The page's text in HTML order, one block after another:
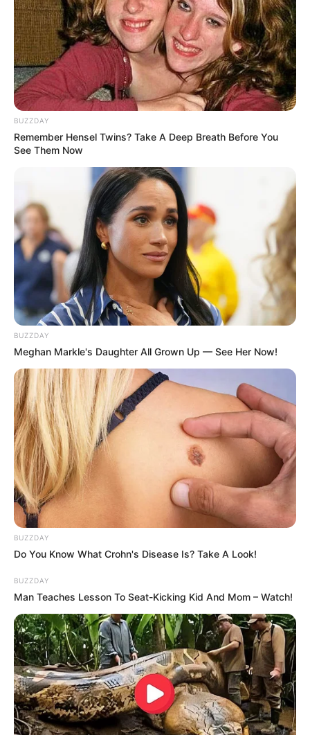
(foto: pexels/lisa)
7. Tak hanya tinggi kandungan asam, tapi juga
kandungan nitrogen sama seperti bahan kopi yang
juga baik untuk tanah
8. Tak hanya baik untuk tanah, tapi juga baik untuk
bahan kompos. Dapat mendorong bakteri pembusuk
lho
(foto: diynetwork)
9. Aroma yang pahit ternyata tak disukai oleh kucing,
cocok untuk melindungi tanaman kamu dari kucing
BUZZDAY
Remember Hensel Twins? Take A Deep Breath Before You
See Them Now
BUZZDAY
Meghan Markle's Daughter All Grown Up — See Her Now!
BUZZDAY
Do You Know What Crohn's Disease Is? Take A Look!
BUZZDAY
Man Teaches Lesson To Seat-Kicking Kid And Mom – Watch!